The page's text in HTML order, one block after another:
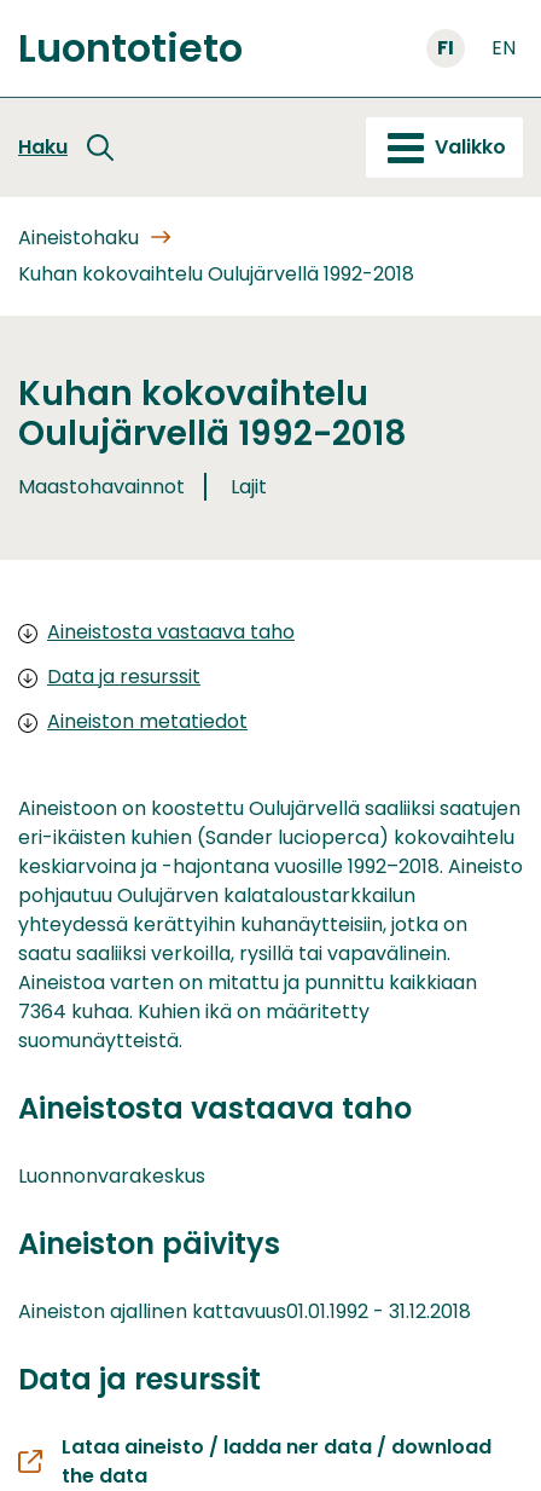
sisältöön
Etusivu
Luontotieto FI EN
Haku Valikko
Aineistohaku
Kuhan kokovaihtelu Oulujärvellä 1992-2018
Kuhan kokovaihtelu
Oulujärvellä 1992-2018
Maastohavainnot Lajit
Aineistosta vastaava taho
Data ja resurssit
Aineiston metatiedot
Aineistoon on koostettu Oulujärvellä saaliiksi saatujen
eri-ikäisten kuhien (Sander lucioperca) kokovaihtelu
keskiarvoina ja -hajontana vuosille 1992–2018. Aineisto
pohjautuu Oulujärven kalataloustarkkailun
yhteydessä kerättyihin kuhanäytteisiin, jotka on
saatu saaliiksi verkoilla, rysillä tai vapavälinein.
Aineistoa varten on mitattu ja punnittu kaikkiaan
7364 kuhaa. Kuhien ikä on määritetty
suomunäytteistä.
Aineistosta vastaava taho
Luonnonvarakeskus
Aineiston päivitys
Aineiston ajallinen kattavuus01.01.1992 - 31.12.2018
Data ja resurssit
Lataa aineisto / ladda ner data / download
the data